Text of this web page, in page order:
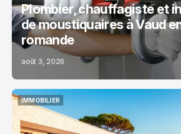
Plombier, chauffagiste et
de moustiquaires à Vaud
romande
août 3, 2026
IMMOBILIER
IMMOBILIER